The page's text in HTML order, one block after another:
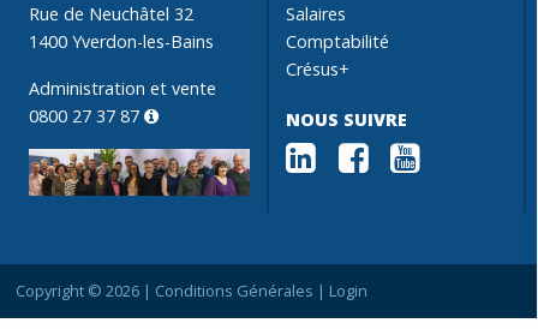
Rue de Neuchâtel 32
1400 Yverdon-les-Bains
Administration et vente
0800 27 37 87
Salaires
Comptabilité
Crésus+
NOUS SUIVRE
Copyright © 2026 | Conditions Générales | Login